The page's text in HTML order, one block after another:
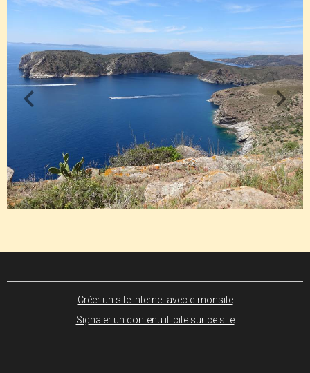
Créer un site internet avec e-monsite
Signaler un contenu illicite sur ce site